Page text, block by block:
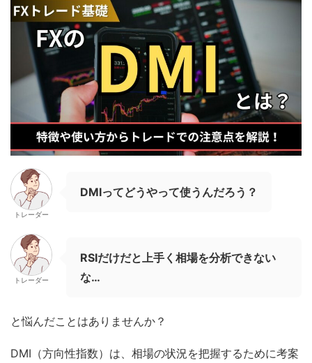
トレーダー
DMIってどうやって使うんだろう？
トレーダー
RSIだけだと上手く相場を分析できない
な…
と悩んだことはありませんか？
DMI（方向性指数）は、相場の状況を把握するために考案